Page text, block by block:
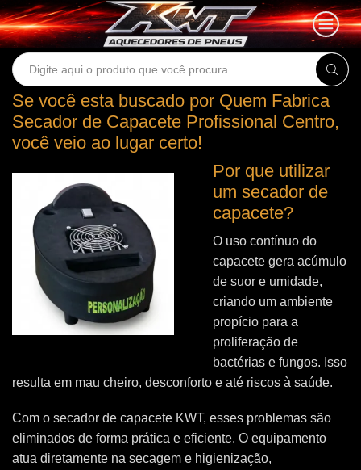
Search
Se você esta buscado por Quem Fabrica
Secador de Capacete Profissional Centro,
você veio ao lugar certo!
Por que utilizar
um secador de
capacete?
O uso contínuo do
capacete gera acúmulo
de suor e umidade,
criando um ambiente
propício para a
proliferação de
bactérias e fungos. Isso
resulta em mau cheiro, desconforto e até riscos à saúde.
Com o secador de capacete KWT, esses problemas são
eliminados de forma prática e eficiente. O equipamento
atua diretamente na secagem e higienização,